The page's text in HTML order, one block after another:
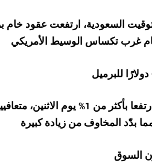
غرب تكساس الوسيط الأمريكي
وكان الخامان القياسيان قد
بدّد المخاوف من زيادة كبيرة